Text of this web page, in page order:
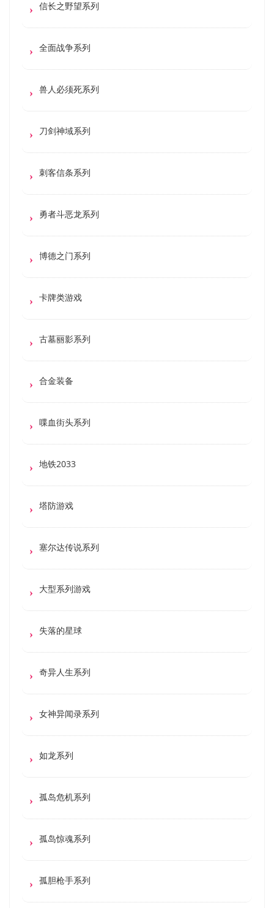
信长之野望系列
全面战争系列
兽人必须死系列
刀剑神域系列
刺客信条系列
勇者斗恶龙系列
博德之门系列
卡牌类游戏
古墓丽影系列
合金装备
喋血街头系列
地铁2033
塔防游戏
塞尔达传说系列
大型系列游戏
失落的星球
奇异人生系列
女神异闻录系列
如龙系列
孤岛危机系列
孤岛惊魂系列
孤胆枪手系列